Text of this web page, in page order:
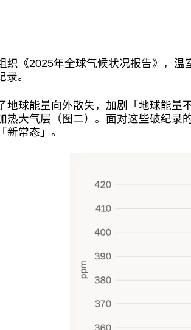
织《2025年全球气候状况报告》，
。
地球能量向外散失，加剧「地球能量
热大气层（图二）。面对这些破纪录
新常态」。